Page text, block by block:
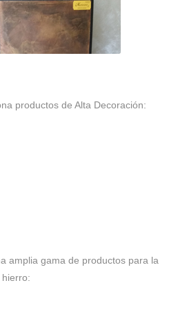
productos de Alta Decoración:
amplia gama de productos para la